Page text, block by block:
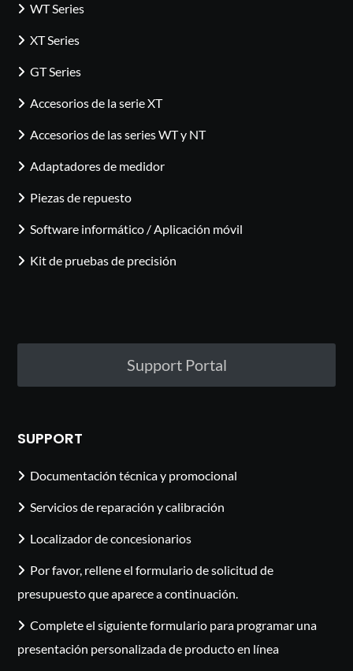
WT Series
XT Series
GT Series
Accesorios de la serie XT
Accesorios de las series WT y NT
Adaptadores de medidor
Piezas de repuesto
Software informático / Aplicación móvil
Kit de pruebas de precisión
Support Portal
SUPPORT
Documentación técnica y promocional
Servicios de reparación y calibración
Localizador de concesionarios
Por favor, rellene el formulario de solicitud de
presupuesto que aparece a continuación.
Complete el siguiente formulario para programar una
presentación personalizada de producto en línea